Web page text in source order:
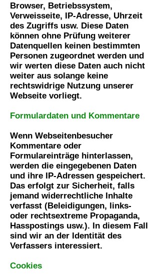
Browser, Betriebssystem,
Verweisseite, IP-Adresse, Uhrzeit
des Zugriffs usw. Diese Daten
können ohne Prüfung weiterer
Datenquellen keinen bestimmten
Personen zugeordnet werden und
wir werten diese Daten auch nicht
weiter aus solange keine
rechtswidrige Nutzung unserer
Webseite vorliegt.
Formulardaten und Kommentare
Wenn Webseitenbesucher
Kommentare oder
Formulareinträge hinterlassen,
werden die eingegebenen Daten
und ihre IP-Adressen gespeichert.
Das erfolgt zur Sicherheit, falls
jemand widerrechtliche Inhalte
verfasst (Beleidigungen, links-
oder rechtsextreme Propaganda,
Hasspostings usw.). In diesem Fall
sind wir an der Identität des
Verfassers interessiert.
Cookies